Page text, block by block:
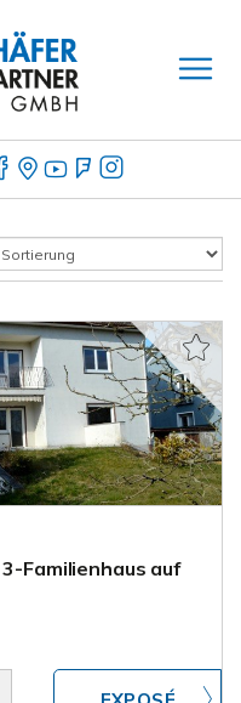
Familienhaus auf